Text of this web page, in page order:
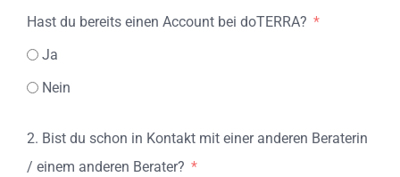
Hast du bereits einen Account bei doTERRA?
Ja
Nein
2. Bist du schon in Kontakt mit einer anderen Beraterin
/ einem anderen Berater?